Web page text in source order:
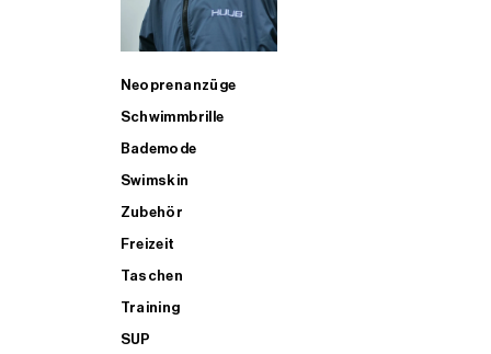
Neoprenanzüge
Schwimmbrille
Bademode
Swimskin
Zubehör
Freizeit
Taschen
Training
SUP